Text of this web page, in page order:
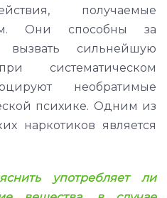
получаемые
Они способны за
вызвать сильнейшую
систематическом
необратимые
психике. Одним из
наркотиков является
употребляет ли